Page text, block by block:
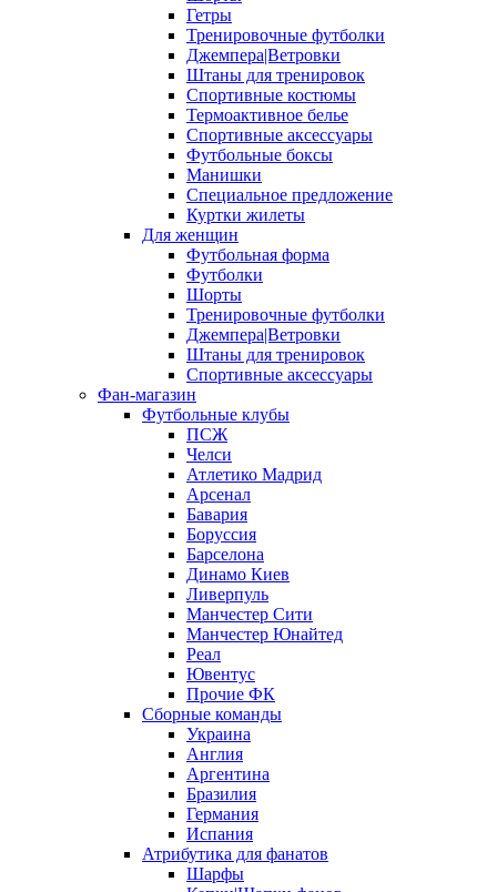
Гетры
Тренировочные футболки
Джемпера|Ветровки
Штаны для тренировок
Спортивные костюмы
Термоактивное белье
Спортивные аксессуары
Футбольные боксы
Манишки
Специальное предложение
Куртки жилеты
Для женщин
Футбольная форма
Футболки
Шорты
Тренировочные футболки
Джемпера|Ветровки
Штаны для тренировок
Спортивные аксессуары
Фан-магазин
Футбольные клубы
ПСЖ
Челси
Атлетико Мадрид
Арсенал
Бавария
Боруссия
Барселона
Динамо Киев
Ливерпуль
Манчестер Сити
Манчестер Юнайтед
Реал
Ювентус
Прочие ФК
Сборные команды
Украина
Англия
Аргентина
Бразилия
Германия
Испания
Атрибутика для фанатов
Шарфы